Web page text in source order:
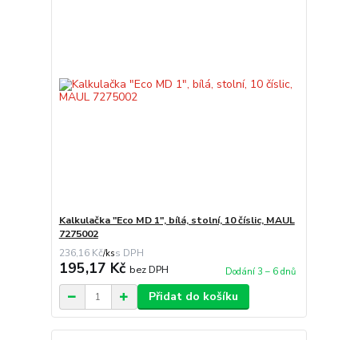
Kalkulačka "Eco MD 1", bílá, stolní, 10 číslic, MAUL
7275002
236,16 Kč/ks
195,17 Kč bez DPH Dodání 3 – 6 dnů
Přidat do košíku